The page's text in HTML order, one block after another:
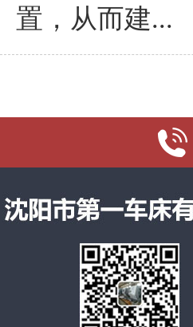
置，从而建...